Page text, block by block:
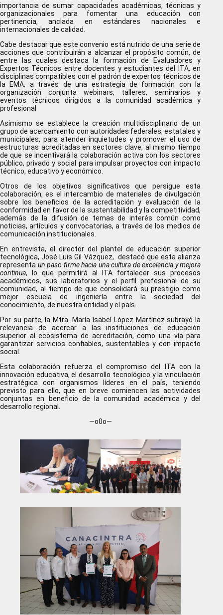
importancia de sumar capacidades académicas, técnicas y
organizacionales para fomentar una educación con
pertinencia, anclada en estándares nacionales e
internacionales de calidad.
Cabe destacar que este convenio está nutrido de una serie de
acciones que contribuirán a alcanzar el propósito común, de
entre las cuales destaca la formación de Evaluadores y
Expertos Técnicos entre docentes y estudiantes del ITA, en
disciplinas compatibles con el padrón de expertos técnicos de
la EMA, a través de una estrategia de formación con la
organización conjunta webinars, talleres, seminarios y
eventos técnicos dirigidos a la comunidad académica y
profesional
Asimismo se establece la creación multidisciplinario de un
grupo de acercamiento con autoridades federales, estatales y
municipales, para atender inquietudes y promover el uso de
estructuras acreditadas en sectores clave, al mismo tiempo
de que se incentivará la colaboración activa con los sectores
público, privado y social para impulsar proyectos con impacto
técnico, educativo y económico.
Otros de los objetivos significativos que persigue esta
colaboración, es el intercambio de materiales de divulgación
sobre los beneficios de la acreditación y evaluación de la
conformidad en favor de la sustentabilidad y la competitividad,
además de la difusión de temas de interés común como
noticias, artículos y convocatorias, a través de los medios de
comunicación institucionales.
En entrevista, el director del plantel de educación superior
tecnológica, José Luis Gil Vázquez, destacó que esta alianza
representa un paso firme hacia una cultura de excelencia y mejora
continua, lo que permitirá al ITA fortalecer sus procesos
académicos, sus laboratorios y el perfil profesional de su
comunidad, al tiempo de que consolidará su prestigio como
mejor escuela de ingeniería entre la sociedad del
conocimiento, de nuestra entidad y el país.
Por su parte, la Mtra. María Isabel López Martínez subrayó la
relevancia de acercar a las instituciones de educación
superior al ecosistema de acreditación, como una vía para
garantizar servicios confiables, sustentables y con impacto
social.
Esta colaboración refuerza el compromiso del ITA con la
innovación educativa, el desarrollo tecnológico y la vinculación
estratégica con organismos líderes en el país, teniendo
previsto para ello, que en breve comiencen las actividades
conjuntas en beneficio de la comunidad académica y del
desarrollo regional.
—o0o—